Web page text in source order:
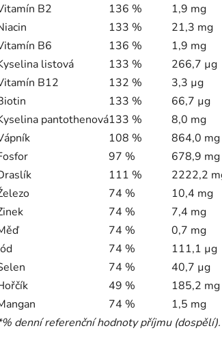
B2
136 % 1,9 mg
133 % 21,3 mg
B6
136 % 1,9 mg
listová
133 % 266,7 µg
B12
132 % 3,3 µg
133 % 66,7 µg
pantothenová133 % 8,0 mg
108 % 864,0 mg
97 % 678,9 mg
111 % 2222,2
74 % 10,4 mg
74 % 7,4 mg
74 % 0,7 mg
74 % 111,1 µg
74 % 40,7 µg
49 % 185,2 mg
74 % 1,5 mg
denní referenční hodnoty příjmu (dospělí).